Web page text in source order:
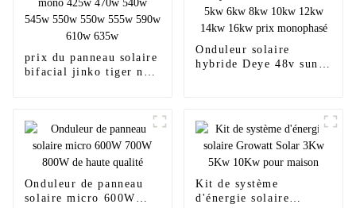
prix du panneau solaire
bifacial jinko tiger neo
550w 555w 590w 610w
635w
Onduleur solaire
hybride Deye 48v sun
Onduleur de panneau
solaire micro 600W
Kit de système
d'énergie solaire